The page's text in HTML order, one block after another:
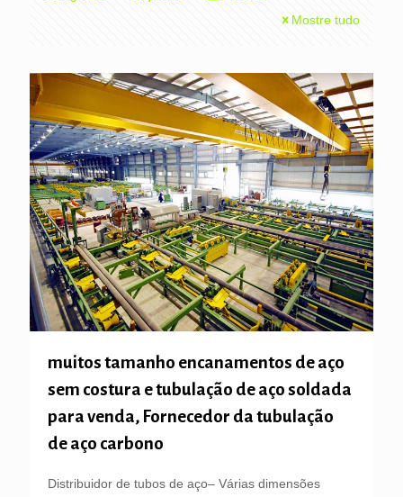
Mostre tudo
muitos tamanho encanamentos de aço
sem costura e tubulação de aço soldada
para venda, Fornecedor da tubulação
de aço carbono
Distribuidor de tubos de aço– Várias dimensões